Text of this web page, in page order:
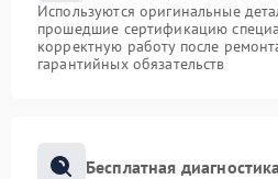
Используются оригинальные
прошедшие сертификацию
корректную работу после
гарантийных обязательств
Бесплатная